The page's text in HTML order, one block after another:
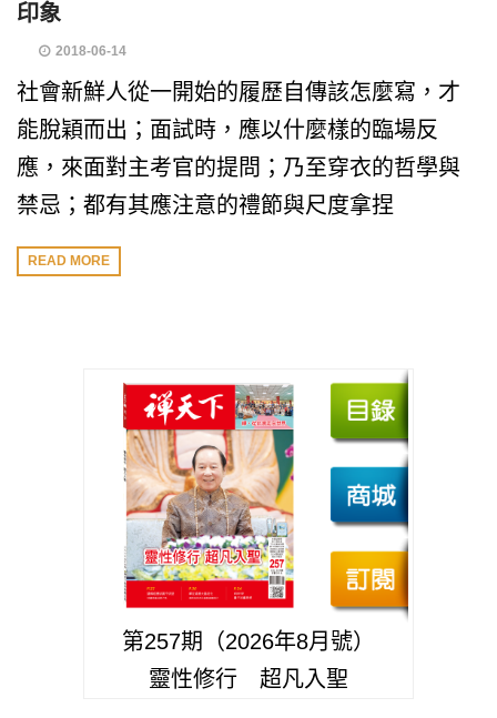
印象
2018-06-14
社會新鮮人從一開始的履歷自傳該怎麼寫，才
能脫穎而出；面試時，應以什麼樣的臨場反
應，來面對主考官的提問；乃至穿衣的哲學與
禁忌；都有其應注意的禮節與尺度拿捏
READ MORE
第257期（2026年8月號）
靈性修行 超凡入聖